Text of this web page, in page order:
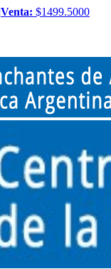
Venta: $1499.5000